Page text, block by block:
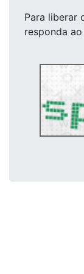
Para liberar
responda